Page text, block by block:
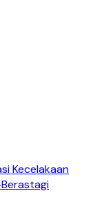
Kecelakaan